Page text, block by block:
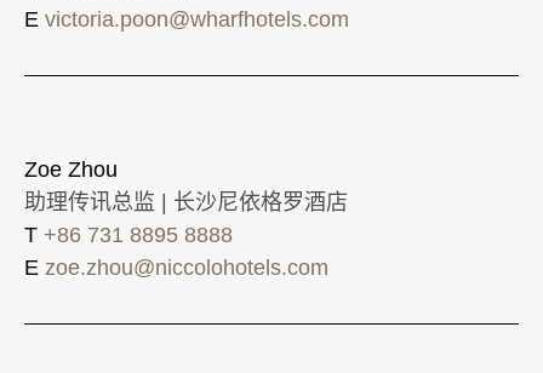
E victoria.poon@wharfhotels.com
Zoe Zhou
助理传讯总监 | 长沙尼依格罗酒店
T +86 731 8895 8888
E zoe.zhou@niccolohotels.com